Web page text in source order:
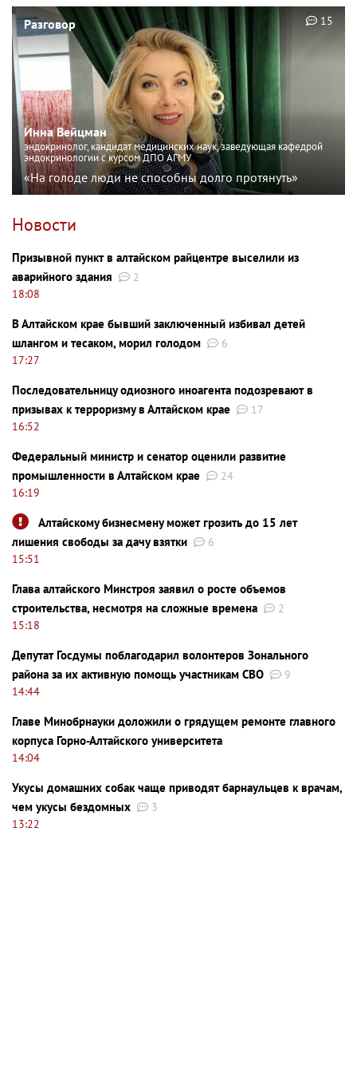
Разговор
Инна Вейцман
эндокринолог, кандидат медицинских наук, заведующая кафедрой
эндокринологии с курсом ДПО АГМУ
«На голоде люди не способны долго протянуть»
15
Новости
Призывной пункт в алтайском райцентре выселили из
аварийного здания
2
18:08
В Алтайском крае бывший заключенный избивал детей
шлангом и тесаком, морил голодом
6
17:27
Последовательницу одиозного иноагента подозревают в
призывах к терроризму в Алтайском крае
17
16:52
Федеральный министр и сенатор оценили развитие
промышленности в Алтайском крае
24
16:19
Алтайскому бизнесмену может грозить до 15 лет
лишения свободы за дачу взятки
6
15:51
Глава алтайского Минстроя заявил о росте объемов
строительства, несмотря на сложные времена
2
15:18
Депутат Госдумы поблагодарил волонтеров Зонального
района за их активную помощь участникам СВО
9
14:44
Главе Минобрнауки доложили о грядущем ремонте главного
корпуса Горно-Алтайского университета
14:04
Укусы домашних собак чаще приводят барнаульцев к врачам,
чем укусы бездомных
3
13:22